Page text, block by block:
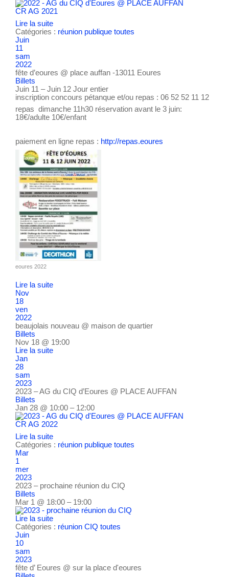
CR AG 2021
Lire la suite
Catégories : réunion publique toutes
Juin
11
sam
2022
fête d’eoures @ place auffan -13011 Eoures
Billets
Juin 11 – Juin 12 Jour entier
inscription concours pétanque et/ou repas : 06 52 52 11 12
repas dimanche 11h30 réservation avant le 3 juin:
18€/adulte 10€/enfant
paiement en ligne repas : http://repas.eoures
eoures 2022
Lire la suite
Nov
18
ven
2022
beaujolais nouveau @ maison de quartier
Billets
Nov 18 @ 19:00
Lire la suite
Jan
28
sam
2023
2023 – AG du CIQ d’Eoures @ PLACE AUFFAN
Billets
Jan 28 @ 10:00 – 12:00
CR AG 2022
Lire la suite
Catégories : réunion publique toutes
Mar
1
mer
2023
2023 – prochaine réunion du CIQ
Billets
Mar 1 @ 18:00 – 19:00
Lire la suite
Catégories : réunion CIQ toutes
Juin
10
sam
2023
fête d’ Eoures @ sur la place d'eoures